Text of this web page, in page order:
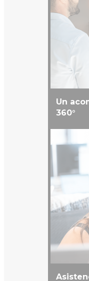
Un
360°